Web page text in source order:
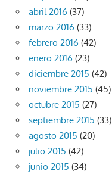
abril 2016 (37)
marzo 2016 (33)
febrero 2016 (42)
enero 2016 (23)
diciembre 2015 (42)
noviembre 2015 (45)
octubre 2015 (27)
septiembre 2015 (33)
agosto 2015 (20)
julio 2015 (42)
junio 2015 (34)